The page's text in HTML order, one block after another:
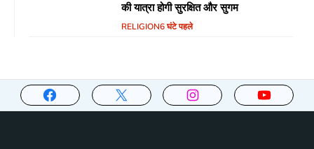
की यात्रा होगी सुरक्षित और सुगम
RELIGION6 घंटे पहले